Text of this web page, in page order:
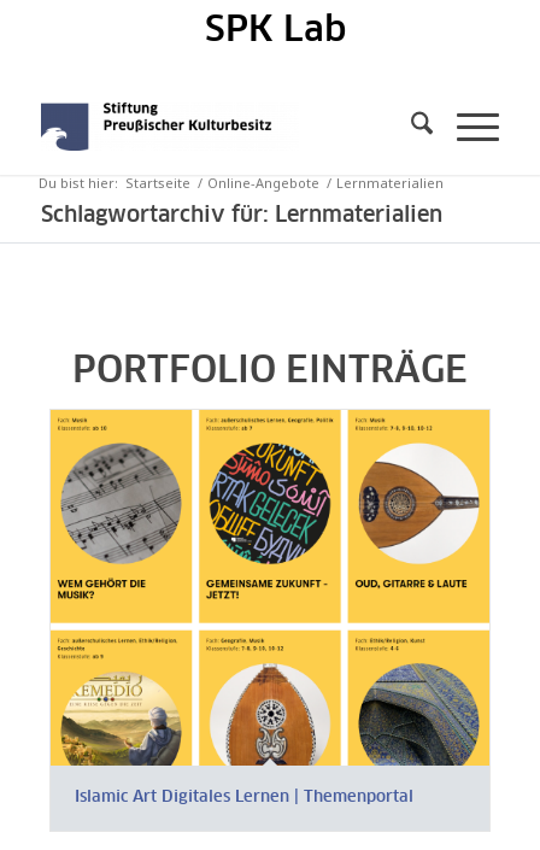
SPK Lab
Schlagwortarchiv für: Lernmaterialien
Du bist hier: Startseite / Online-Angebote / Lernmaterialien
PORTFOLIO EINTRÄGE
Islamic Art Digitales Lernen | Themenportal